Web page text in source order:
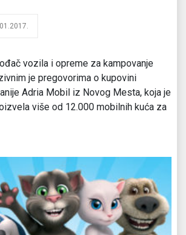
vozila i opreme za kampovanje
je pregovorima o kupovini
Adria Mobil iz Novog Mesta, koja je
više od 12.000 mobilnih kuća za